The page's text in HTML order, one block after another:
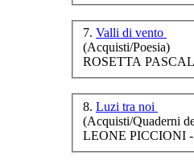
7. Valli di vento
(Acquisti/Poesia)
ROSETTA
8. Luzi tra noi
(Acquisti/Quaderni
LEONE PICCIONI